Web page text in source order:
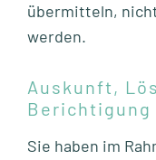
übermitteln,
werden.
Auskunft,
Berichtigung
Sie haben im